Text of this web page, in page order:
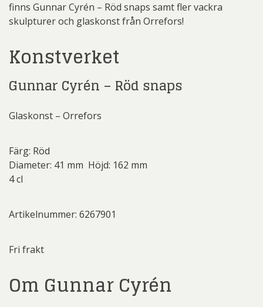
finns Gunnar Cyrén – Röd snaps samt fler vackra
skulpturer och glaskonst från Orrefors!
Konstverket
Gunnar Cyrén – Röd snaps
Glaskonst – Orrefors
Färg: Röd
Diameter: 41 mm Höjd: 162 mm
4 cl
Artikelnummer: 6267901
Fri frakt
Om Gunnar Cyrén